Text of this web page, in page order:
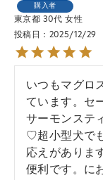
購入者
東京都 30代 女性
投稿日
2025/12/29
いつもマグロ
ています。セ
サーモンステ
♡超小型犬で
応えがありま
便利です。に